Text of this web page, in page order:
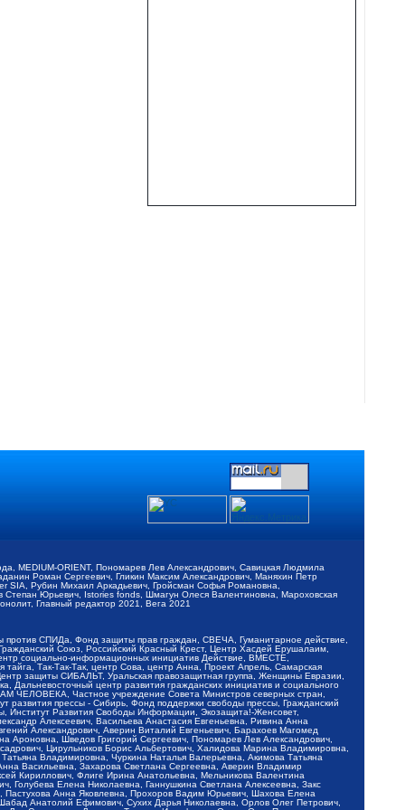
MEDIUM-ORIENT, Пономарев Лев Александрович, Савицкая Людмила
Роман Сергеевич, Гликин Максим Александрович, Маняхин Петр
Рубин Михаил Аркадьевич, Гройсман Софья Романовна,
Юрьевич, Istories fonds, Шмагун Олеся Валентиновна, Мароховская
Главный редактор 2021, Вега 2021
СПИДа, Фонд защиты прав граждан, СВЕЧА, Гуманитарное действие,
Союз, Российский Красный Крест, Центр Хасдей Ерушалаим,
социально-информационных инициатив Действие, ВМЕСТЕ,
Так-Так-Так, центр Сова, центр Анна, Проект Апрель, Самарская
защиты СИБАЛЬТ, Уральская правозащитная группа, Женщины Евразии,
Дальневосточный центр развития гражданских инициатив и социального
ЧЕЛОВЕКА, Частное учреждение Совета Министров северных стран,
прессы - Сибирь, Фонд поддержки свободы прессы, Гражданский
Институт Развития Свободы Информации, Экозащита!-Женсовет,
Алексеевич, Васильева Анастасия Евгеньевна, Ривина Анна
Александрович, Аверин Виталий Евгеньевич, Барахоев Магомед
Шведов Григорий Сергеевич, Пономарев Лев Александрович,
Цирульников Борис Альбертович, Халидова Марина Владимировна,
Владимировна, Чуркина Наталья Валерьевна, Акимова Татьяна
Васильевна, Захарова Светлана Сергеевна, Аверин Владимир
Кириллович, Флиге Ирина Анатольевна, Мельникова Валентина
Елена Николаевна, Ганнушкина Светлана Алексеевна, Закс
Анна Яковлевна, Прохоров Вадим Юрьевич, Шахова Елена
Анатолий Ефимович, Сухих Дарья Николаевна, Орлов Олег Петрович,